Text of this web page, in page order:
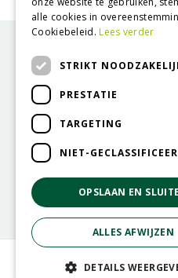
Onze nieuwsbrief
Ontvang ongeveer 1x per
We slaan uw gegevens op
Voornaam
©
alle cookies in
Cookiebeleid.Lees verder
STRIKT
PRESTATIE
TARGETING
NIET-
OPSLAAN EN
ALLES AFWIJZEN
DETAILS